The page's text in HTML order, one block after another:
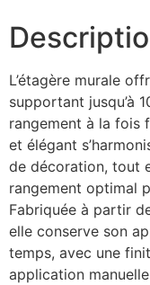
L’étagère murale
supportant jusqu’à
rangement à la fois
et élégant
de décoration, tout
rangement optimal
Fabriquée à partir
elle conserve son
temps, avec une
application